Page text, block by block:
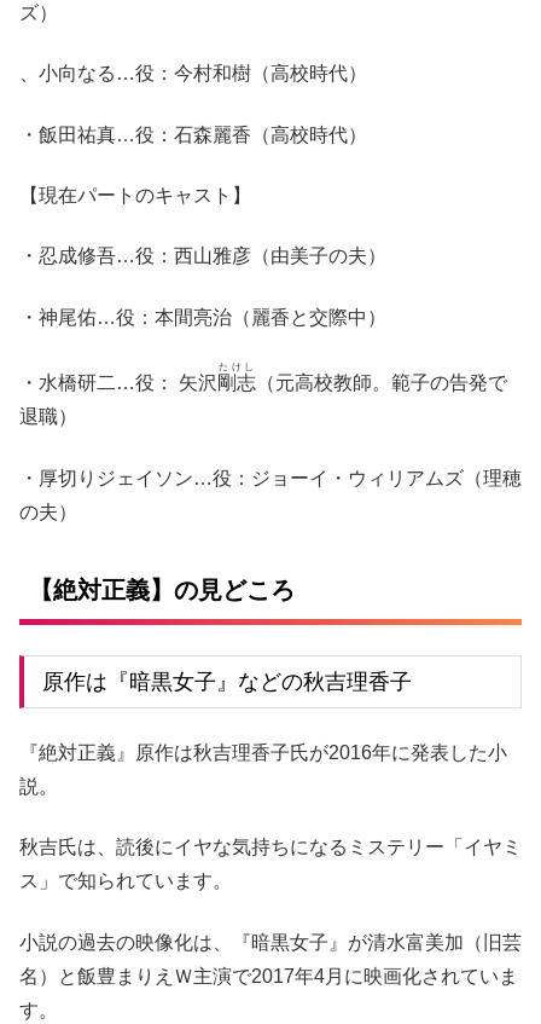
ズ）
、小向なる…役：今村和樹（高校時代）
・飯田祐真…役：石森麗香（高校時代）
【現在パートのキャスト】
・忍成修吾…役：西山雅彦（由美子の夫）
・神尾佑…役：本間亮治（麗香と交際中）
・水橋研二…役： 矢沢 剛志
たけし
（元高校教師。範子の告発で
退職）
・厚切りジェイソン…役：ジョーイ・ウィリアムズ（理穂
の夫）
【絶対正義】の見どころ
原作は『暗黒女子』などの秋吉理香子
『絶対正義』原作は秋吉理香子氏が2016年に発表した小
説。
秋吉氏は、読後にイヤな気持ちになるミステリー「イヤミ
ス」で知られています。
小説の過去の映像化は、『暗黒女子』が清水富美加（旧芸
名）と飯豊まりえＷ主演で2017年4月に映画化されていま
す。